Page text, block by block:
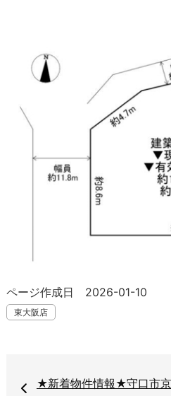
ページ作成日 2026-01-10
東大阪店
★新着物件情報★守口市